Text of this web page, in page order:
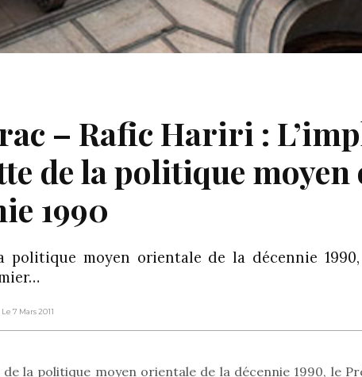
– Rafic Hariri :
de la politique
1990
politique moyen orientale de la décennie
Le 7 Mars 2011
la politique moyen orientale de la décennie 1990, le